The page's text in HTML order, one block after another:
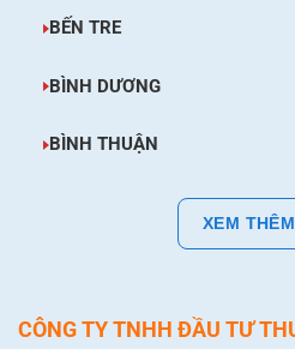
BẾN TRE
BÌNH DƯƠNG
BÌNH THUẬN
XEM
CÔNG TY TNHH ĐẦU TƯ